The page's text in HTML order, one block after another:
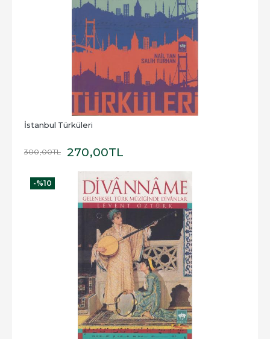
İstanbul Türküleri
300,00TL 270,00TL
-%10